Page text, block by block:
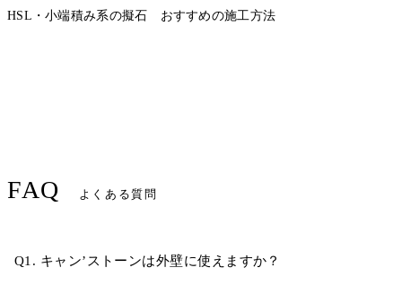
HSL・小端積み系の擬石 おすすめの施工方法
FAQ よくある質問
Q1. キャン’ストーンは外壁に使えますか？